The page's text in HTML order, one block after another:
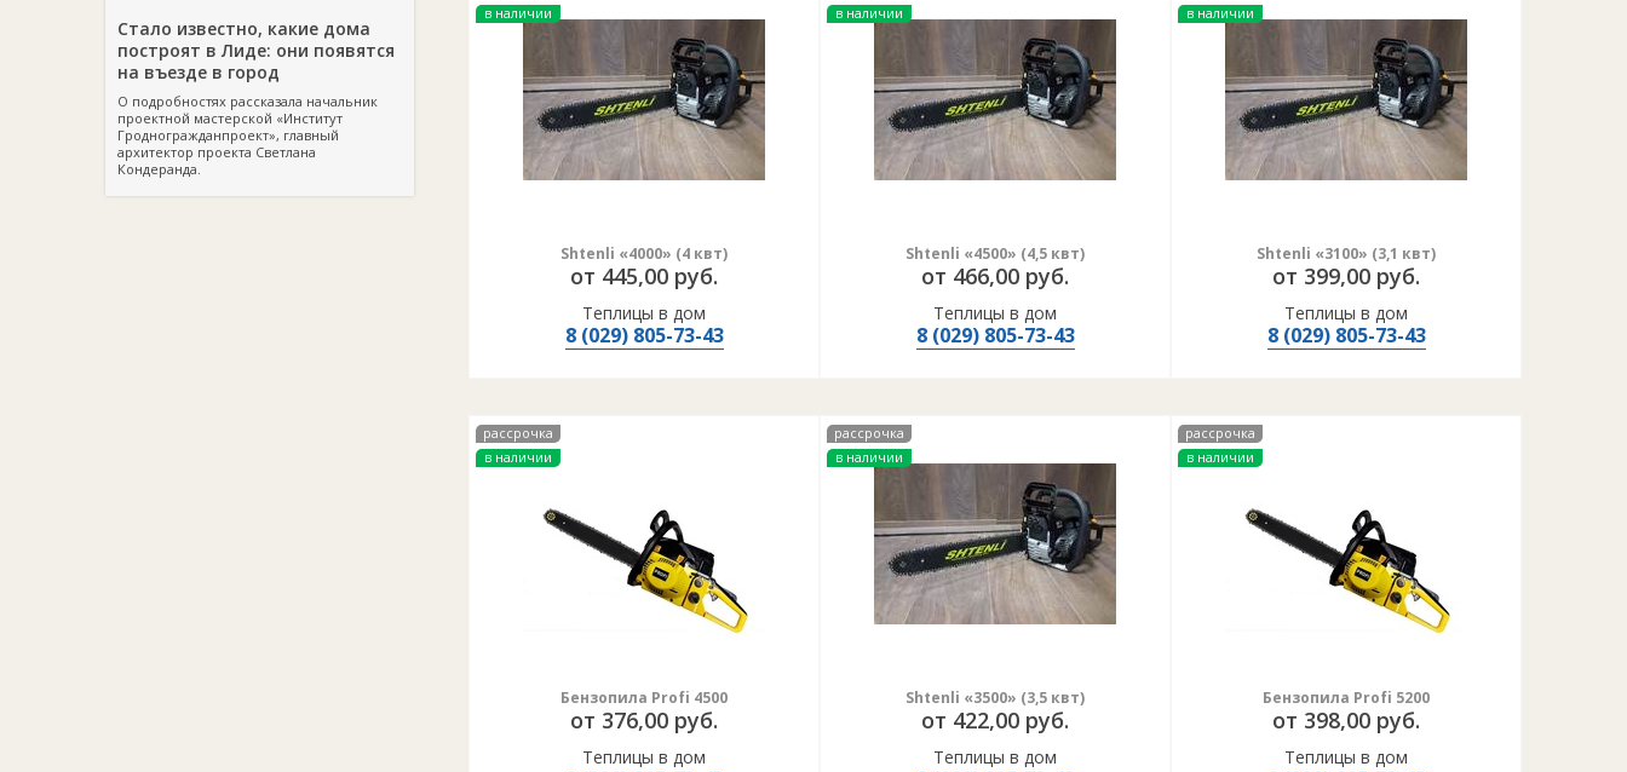
Стало известно, какие дома
построят в Лиде: они появятся
на въезде в город
О подробностях рассказала начальник
проектной мастерской «Институт
Гродногражданпроект», главный
архитектор проекта Светлана
Кондеранда.
в наличии
Shtenli «4000» (4 квт)
от 445,00 руб.
Теплицы в дом
8 (029) 805-73-43
в наличии
Shtenli «4500» (4,5 квт)
от 466,00 руб.
Теплицы в дом
8 (029) 805-73-43
в наличии
Shtenli «3100» (3,1 квт)
от 399,00 руб.
Теплицы в дом
8 (029) 805-73-43
рассрочка
в наличии
Бензопила Profi 4500
от 376,00 руб.
Теплицы в дом
рассрочка
в наличии
Shtenli «3500» (3,5 квт)
от 422,00 руб.
Теплицы в дом
рассрочка
в наличии
Бензопила Profi 5200
от 398,00 руб.
Теплицы в дом